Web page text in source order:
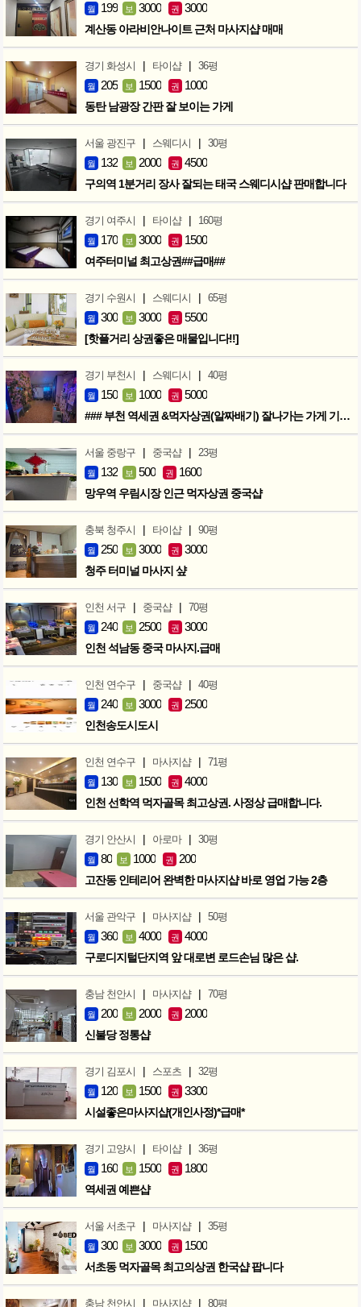
월 199 보 3000 권 3000
계산동 아라비안나이트 근처 마사지샵 매매
경기 화성시 | 타이샵 | 36평
월 205 보 1500 권 1000
동탄 남광장 간판 잘 보이는 가게
서울 광진구 | 스웨디시 | 30평
월 132 보 2000 권 4500
구의역 1분거리 장사 잘되는 태국 스웨디시샵 판매합니다
경기 여주시 | 타이샵 | 160평
월 170 보 3000 권 1500
여주터미널 최고상권##급매##
경기 수원시 | 스웨디시 | 65평
월 300 보 3000 권 5500
[핫플거리 상권좋은 매물입니다!!]
경기 부천시 | 스웨디시 | 40평
월 150 보 1000 권 5000
### 부천 역세권 &먹자상권(알짜배기) 잘나가는 가게 기회입니다 ###
서울 중랑구 | 중국샵 | 23평
월 132 보 500 권 1600
망우역 우림시장 인근 먹자상권 중국샵
충북 청주시 | 타이샵 | 90평
월 250 보 3000 권 3000
청주 터미널 마사지 샾
인천 서구 | 중국샵 | 70평
월 240 보 2500 권 3000
인천 석남동 중국 마사지.급매
인천 연수구 | 중국샵 | 40평
월 240 보 3000 권 2500
인천송도시도시
인천 연수구 | 마사지샵 | 71평
월 130 보 1500 권 4000
인천 선학역 먹자골목 최고상권. 사정상 급매합니다.
경기 안산시 | 아로마 | 30평
월 80 보 1000 권 200
고잔동 인테리어 완벽한 마사지샵 바로 영업 가능 2층
서울 관악구 | 마사지샵 | 50평
월 360 보 4000 권 4000
구로디지털단지역 앞 대로변 로드손님 많은 샵.
충남 천안시 | 마사지샵 | 70평
월 200 보 2000 권 2000
신불당 정통샵
경기 김포시 | 스포츠 | 32평
월 120 보 1500 권 3300
시설좋은마사지샵(개인사정)*급매*
경기 고양시 | 타이샵 | 36평
월 160 보 1500 권 1800
역세권 예쁜샵
서울 서초구 | 마사지샵 | 35평
월 300 보 3000 권 1500
서초동 먹자골목 최고의상권 한국샵 팝니다
충남 천안시 | 마사지샵 | 80평